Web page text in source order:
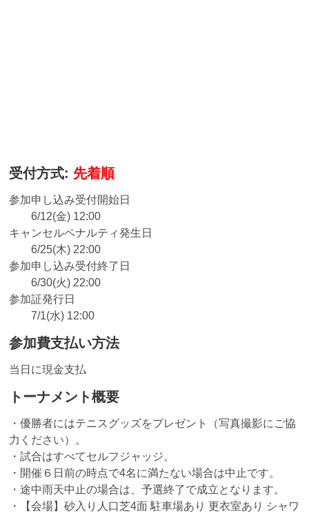
受付方式: 先着順
参加申し込み受付開始日
6/12(金) 12:00
キャンセルペナルティ発生日
6/25(木) 22:00
参加申し込み受付終了日
6/30(火) 22:00
参加証発行日
7/1(水) 12:00
参加費支払い方法
当日に現金支払
トーナメント概要
・優勝者にはテニスグッズをプレゼント（写真撮影にご協
力ください）。
・試合はすべてセルフジャッジ。
・開催６日前の時点で4名に満たない場合は中止です。
・途中雨天中止の場合は、予選終了で成立となります。
・【会場】砂入り人口芝4面 駐車場あり 更衣室あり シャワ